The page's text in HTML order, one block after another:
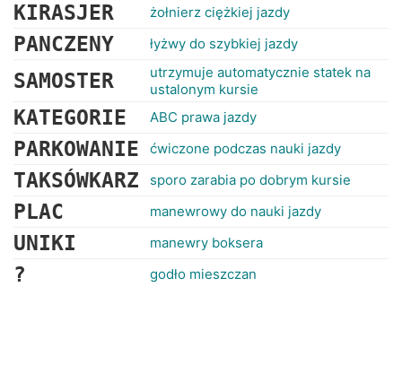
KIRASJER żołnierz ciężkiej jazdy
PANCZENY łyżwy do szybkiej jazdy
SAMOSTER
utrzymuje automatycznie statek na
ustalonym kursie
KATEGORIE ABC prawa jazdy
PARKOWANIE ćwiczone podczas nauki jazdy
TAKSÓWKARZ sporo zarabia po dobrym kursie
PLAC manewrowy do nauki jazdy
UNIKI manewry boksera
? godło mieszczan